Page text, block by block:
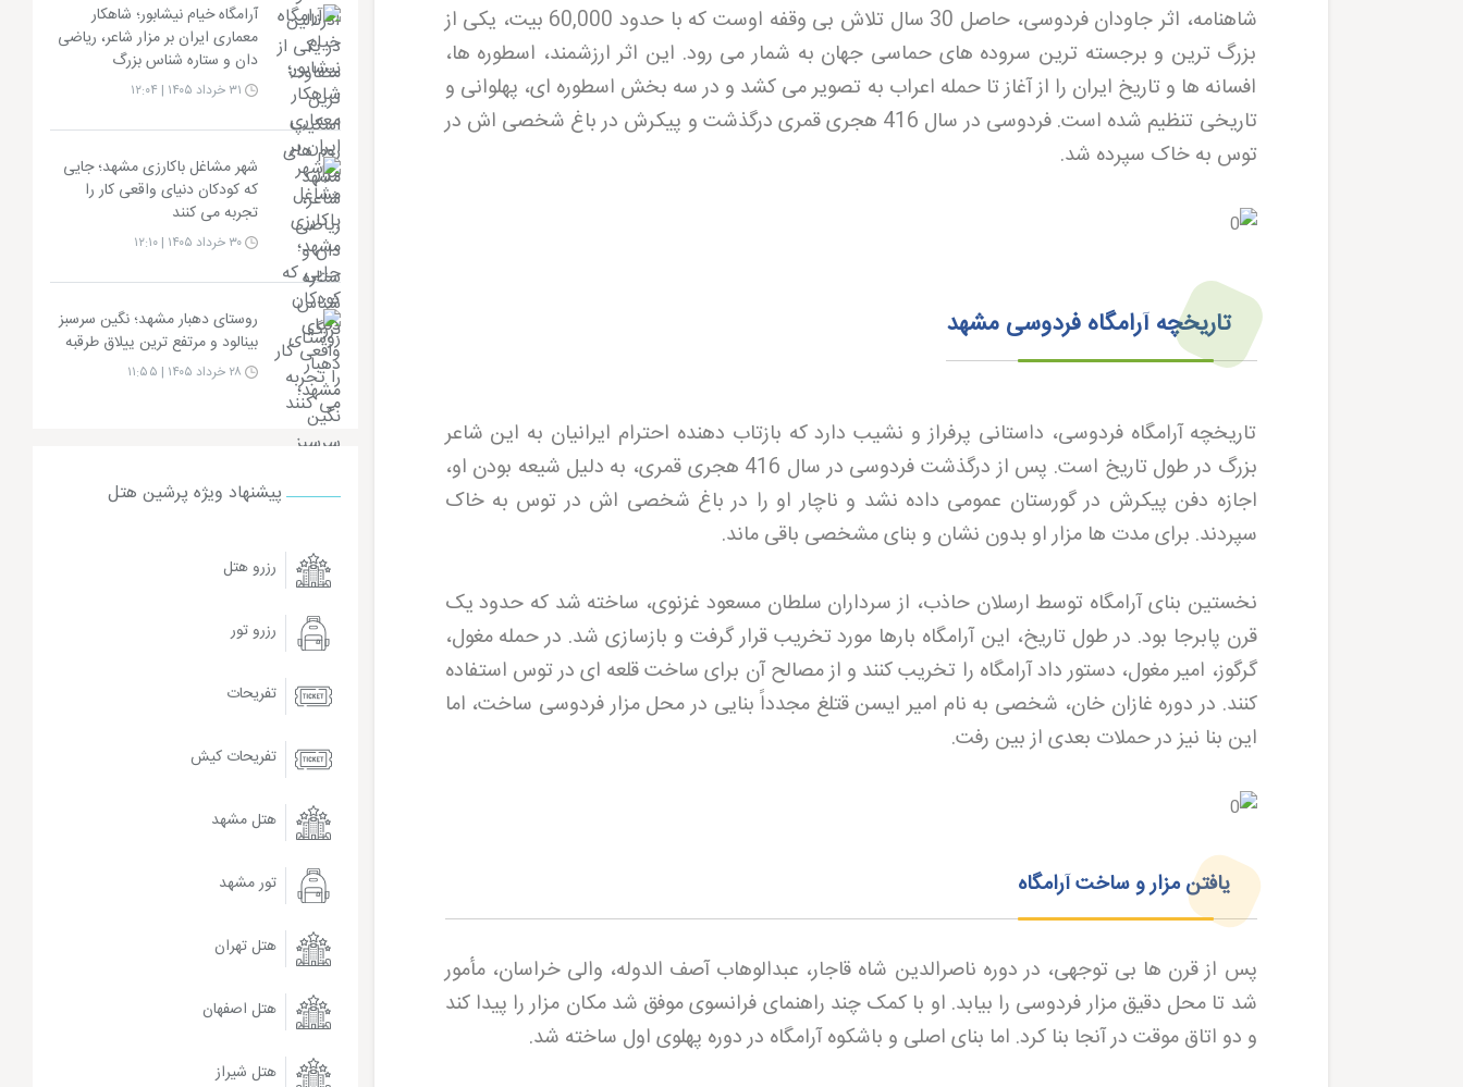
شاهنامه، اثر جاودان فردوسی، حاصل 30 سال تلاش بی وقفه اوست که با حدود 60,000 بیت، یکی از
بزرگ ترین و برجسته ترین سروده های حماسی جهان به شمار می رود. این اثر ارزشمند، اسطوره ها،
افسانه ها و تاریخ ایران را از آغاز تا حمله اعراب به تصویر می کشد و در سه بخش اسطوره ای، پهلوانی و
تاریخی تنظیم شده است. فردوسی در سال 416 هجری قمری درگذشت و پیکرش در باغ شخصی اش در
توس به خاک سپرده شد.
تاریخچه آرامگاه فردوسی مشهد
تاریخچه آرامگاه فردوسی، داستانی پرفراز و نشیب دارد که بازتاب دهنده احترام ایرانیان به این شاعر
بزرگ در طول تاریخ است. پس از درگذشت فردوسی در سال 416 هجری قمری، به دلیل شیعه بودن او،
اجازه دفن پیکرش در گورستان عمومی داده نشد و ناچار او را در باغ شخصی اش در توس به خاک
سپردند. برای مدت ها مزار او بدون نشان و بنای مشخصی باقی ماند.
نخستین بنای آرامگاه توسط ارسلان حاذب، از سرداران سلطان مسعود غزنوی، ساخته شد که حدود یک
قرن پابرجا بود. در طول تاریخ، این آرامگاه بارها مورد تخریب قرار گرفت و بازسازی شد. در حمله مغول،
گرگوز، امیر مغول، دستور داد آرامگاه را تخریب کنند و از مصالح آن برای ساخت قلعه ای در توس استفاده
کنند. در دوره غازان خان، شخصی به نام امیر ایسن قتلغ مجدداً بنایی در محل مزار فردوسی ساخت، اما
این بنا نیز در حملات بعدی از بین رفت.
یافتن مزار و ساخت آرامگاه
پس از قرن ها بی توجهی، در دوره ناصرالدین شاه قاجار، عبدالوهاب آصف الدوله، والی خراسان، مأمور
شد تا محل دقیق مزار فردوسی را بیابد. او با کمک چند راهنمای فرانسوی موفق شد مکان مزار را پیدا کند
و دو اتاق موقت در آنجا بنا کرد. اما بنای اصلی و باشکوه آرامگاه در دوره پهلوی اول ساخته شد.
آرامگاه خیام نیشابور؛ شاهکار
معماری ایران بر مزار شاعر، ریاضی
دان و ستاره شناس بزرگ
شهر مشاغل باکارزی مشهد؛ جایی
که کودکان دنیای واقعی کار را
تجربه می کنند
۳۰ خرداد ۱۴۰۵ | ۱۲:۱۰
روستای دهبار مشهد؛ نگین سرسبز
بینالود و مرتفع ترین ییلاق طرقبه
پیشنهاد ویژه پرشین هتل
رزرو هتل
رزرو تور
تفریحات
تفریحات کیش
هتل مشهد
تور مشهد
هتل تهران
هتل اصفهان
هتل شیراز